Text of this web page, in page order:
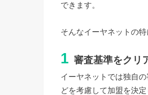
できます。
そんなイーヤネットの
1 審査基準をクリ
イーヤネットでは独自
どを考慮して加盟を決